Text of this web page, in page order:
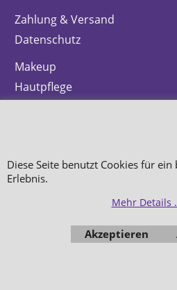
Zahlung & Versand
Datenschutz
Makeup
Hautpflege
ShopFactory
Software.
Diese Seite benutzt Cookies für ein
Erlebnis.
Mehr Details
Akzeptieren